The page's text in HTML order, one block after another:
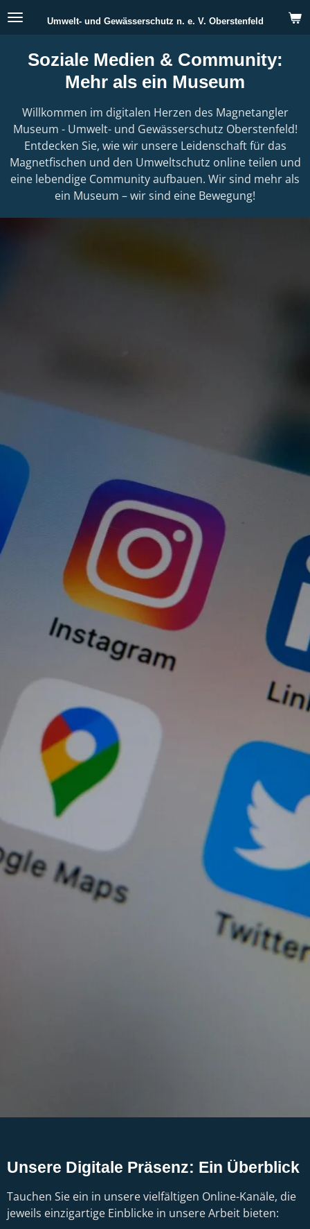
Zum
Umwelt- und Gewässerschutz n. e. V. Oberstenfeld
Soziale Medien & Community:
Mehr als ein Museum
Willkommen im digitalen Herzen des Magnetangler
Museum - Umwelt- und Gewässerschutz Oberstenfeld!
Entdecken Sie, wie wir unsere Leidenschaft für das
Magnetfischen und den Umweltschutz online teilen und
eine lebendige Community aufbauen. Wir sind mehr als
ein Museum – wir sind eine Bewegung!
Unsere Digitale Präsenz: Ein Überblick
Tauchen Sie ein in unsere vielfältigen Online-Kanäle, die
jeweils einzigartige Einblicke in unsere Arbeit bieten: